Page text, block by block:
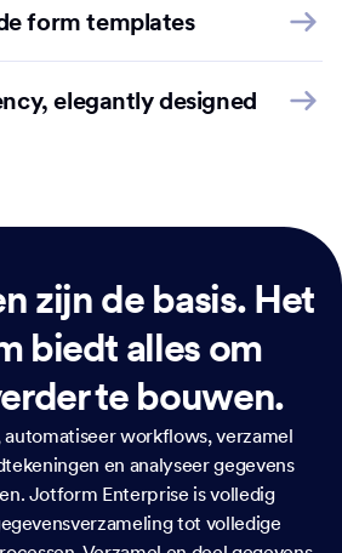
form templates
elegantly designed
zijn de basis.Het
biedt alles om
te bouwen.
workflows, verzamel
en analyseer gegevens
Jotform Enterprise is volledig
tot volledige